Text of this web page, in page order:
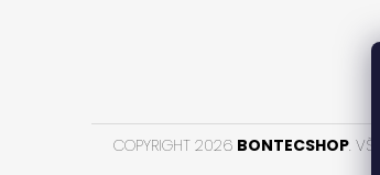
COPYRIGHT 2026 BONTECSHOP.